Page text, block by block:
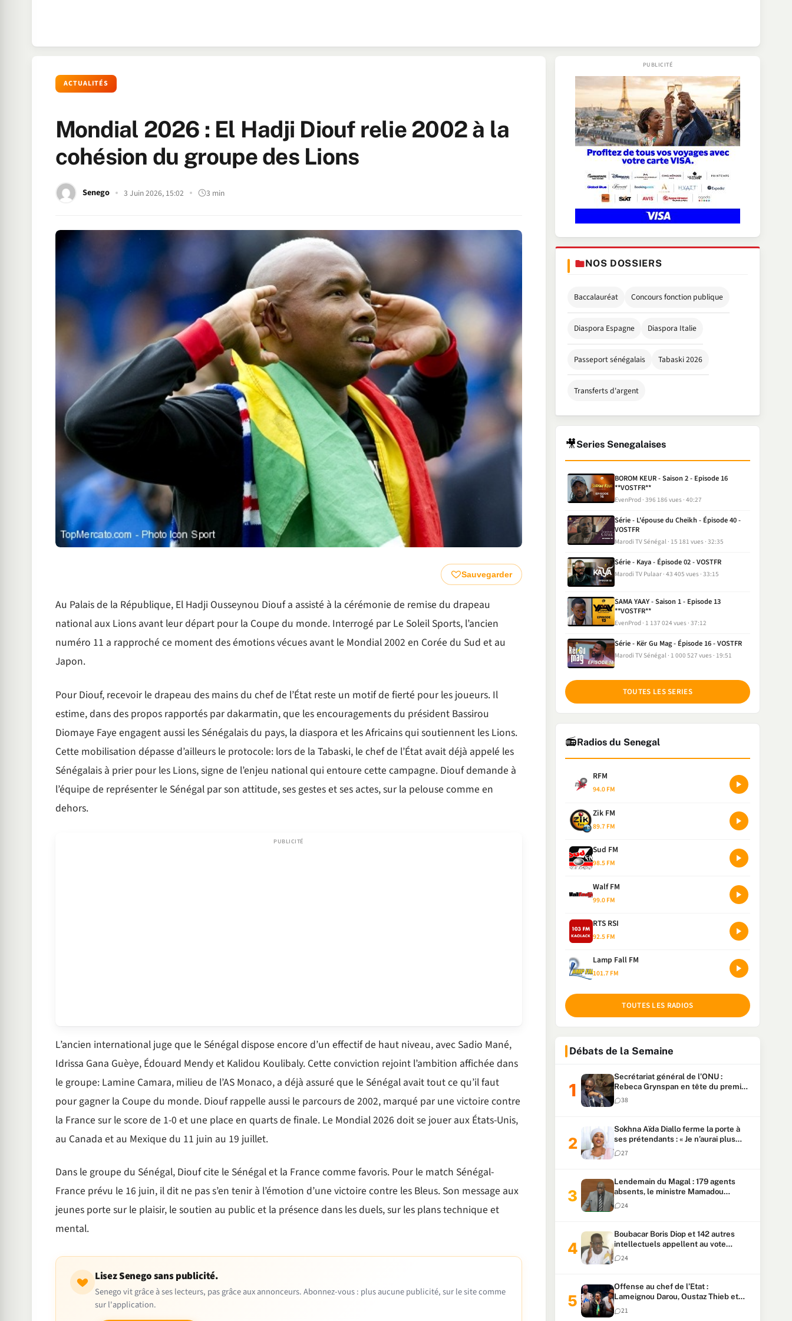
ACTUALITÉS
Mondial 2026 : El Hadji Diouf relie 2002 à la
cohésion du groupe des Lions
Senego 3 Juin 2026, 15:02 3 min
Sauvegarder
Au Palais de la République, El Hadji Ousseynou Diouf a assisté à la cérémonie de remise du drapeau
national aux Lions avant leur départ pour la Coupe du monde. Interrogé par Le Soleil Sports, l’ancien
numéro 11 a rapproché ce moment des émotions vécues avant le Mondial 2002 en Corée du Sud et au
Japon.
Pour Diouf, recevoir le drapeau des mains du chef de l’État reste un motif de fierté pour les joueurs. Il
estime, dans des propos rapportés par dakarmatin, que les encouragements du président Bassirou
Diomaye Faye engagent aussi les Sénégalais du pays, la diaspora et les Africains qui soutiennent les Lions.
Cette mobilisation dépasse d’ailleurs le protocole: lors de la Tabaski, le chef de l’État avait déjà appelé les
Sénégalais à prier pour les Lions, signe de l’enjeu national qui entoure cette campagne. Diouf demande à
l’équipe de représenter le Sénégal par son attitude, ses gestes et ses actes, sur la pelouse comme en
dehors.
L’ancien international juge que le Sénégal dispose encore d’un effectif de haut niveau, avec Sadio Mané,
Idrissa Gana Guèye, Édouard Mendy et Kalidou Koulibaly. Cette conviction rejoint l’ambition affichée dans
le groupe: Lamine Camara, milieu de l’AS Monaco, a déjà assuré que le Sénégal avait tout ce qu’il faut
pour gagner la Coupe du monde. Diouf rappelle aussi le parcours de 2002, marqué par une victoire contre
la France sur le score de 1-0 et une place en quarts de finale. Le Mondial 2026 doit se jouer aux États-Unis,
au Canada et au Mexique du 11 juin au 19 juillet.
Dans le groupe du Sénégal, Diouf cite le Sénégal et la France comme favoris. Pour le match Sénégal-
France prévu le 16 juin, il dit ne pas s’en tenir à l’émotion d’une victoire contre les Bleus. Son message aux
jeunes porte sur le plaisir, le soutien au public et la présence dans les duels, sur les plans technique et
mental.
Lisez Senego sans publicité.
Senego vit grâce à ses lecteurs, pas grâce aux annonceurs. Abonnez-vous : plus aucune publicité, sur le site comme
sur l'application.
NOS DOSSIERS
Baccalauréat Concours fonction publique
Diaspora Espagne Diaspora Italie
Passeport sénégalais Tabaski 2026
Transferts d'argent
🎥Series Senegalaises
BOROM KEUR - Saison 2 - Episode 16
**VOSTFR**
EvenProd 396 186 vues 40:27
Série - L'épouse du Cheikh - Épisode 40 -
VOSTFR
Marodi TV Sénégal 15 181 vues 32:35
Série - Kaya - Épisode 02 - VOSTFR
Marodi TV Pulaar 43 405 vues 33:15
SAMA YAAY - Saison 1 - Episode 13
**VOSTFR**
EvenProd 1 137 024 vues 37:12
Série - Kër Gu Mag - Épisode 16 - VOSTFR
Marodi TV Sénégal 1 000 527 vues 19:51
TOUTES LES SERIES
📻Radios du Senegal
RFM
94.0 FM
Zik FM
89.7 FM
Sud FM
98.5 FM
Walf FM
99.0 FM
RTS RSI
92.5 FM
Lamp Fall FM
101.7 FM
TOUTES LES RADIOS
Débats de la Semaine
Secrétariat général de l’ONU :
Rebeca Grynspan en tête du premier
vote, Macky Sall pointe à la 5ᵉ place
38
Sokhna Aïda Diallo ferme la porte à
ses prétendants : « Je n’aurai plus
jamais un autre mari »
27
Lendemain du Magal : 179 agents
absents, le ministre Mamadou
Lamine Dianté exige des explications
24
Boubacar Boris Diop et 142 autres
intellectuels appellent au vote
urgent de la révision
constitutionnelle
24
Offense au chef de l’Etat :
Lameignou Darou, Oustaz Thieb et
Ndiaye Touba lourdement
condamnés
21